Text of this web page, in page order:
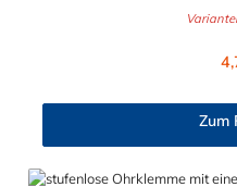
aus, ist einfach montierbar,
somit die richtige Wahl für
210 mm in
Zum